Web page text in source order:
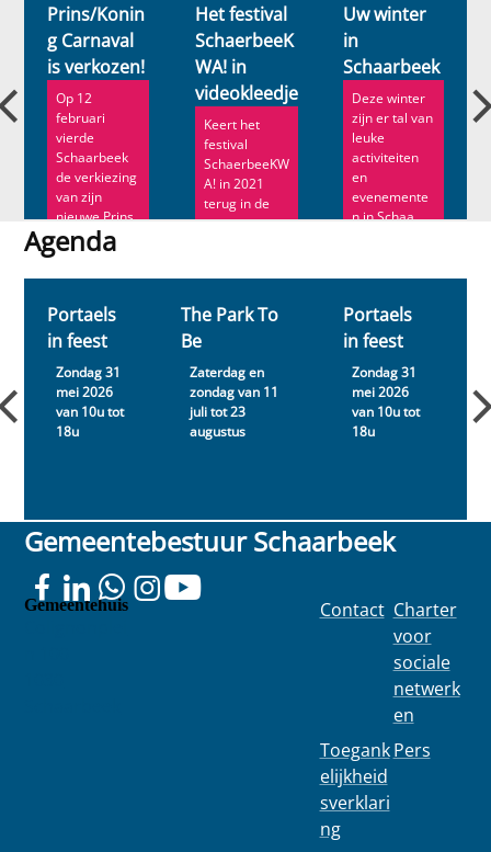
Prins/Konin
g Carnaval
is verkozen!
Op 12
februari
vierde
Schaarbeek
de verkiezing
van zijn
nieuwe Prins
C...
Het festival
SchaerbeeK
WA! in
videokleedje
Keert het
festival
SchaerbeeKW
A! in 2021
terug in de
vorm van een
Uw winter
in
Schaarbeek
Deze winter
zijn er tal van
leuke
activiteiten
en
evenemente
n in Schaa...
Agenda
Agenda
Portaels
in feest
Zondag 31
mei 2026
van 10u tot
18u
The Park To
Be
Zaterdag en
zondag van 11
juli tot 23
augustus
Portaels
in feest
Zondag 31
mei 2026
van 10u tot
18u
Gemeentebestuur Schaarbeek
Gemeentehuis Contact
Toegank
elijkheid
sverklari
ng
Charter
voor
sociale
netwerk
en
Pers